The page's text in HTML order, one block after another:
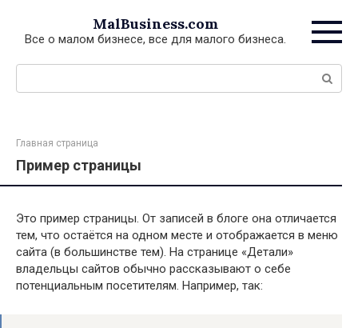
контенту
MalBusiness.com
Все о малом бизнесе, все для малого бизнеса.
Поиск:
Главная страница
Пример страницы
Это пример страницы. От записей в блоге она отличается
тем, что остаётся на одном месте и отображается в меню
сайта (в большинстве тем). На странице «Детали»
владельцы сайтов обычно рассказывают о себе
потенциальным посетителям. Например, так: